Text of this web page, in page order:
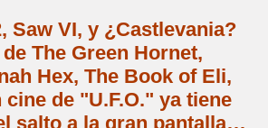
Saw VI, y ¿Castlevania?
The Green Hornet,
Hex, The Book of Eli,
de "U.F.O." ya tiene
salto a la gran pantalla…